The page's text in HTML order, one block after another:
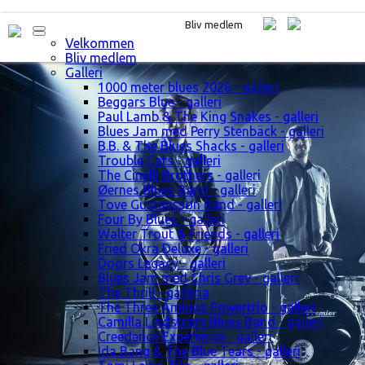
Bliv medlem
Velkommen
Bliv medlem
Galleri
1000 meter blues 2026 - galleri
Beggars Blue - galleri
Paul Lamb & The King Snakes - galleri
Blues Jam med Perry Stenbäck - galleri
B.B. & The Blues Shacks - galleri
Trouble Cats - galleri
The Cinelli Brothers - galleri
Øernes Blues Band - galleri
Tove Gustavsson Band - galleri
Four By Blues - galleri
Walter Trout & Friends - galleri
Fried Okra Deluxe - galleri
Doors Legacy - galleri
Blues Jam med Chris Grey - galleri
The Thrill - galleria
The Three Amigos Powertrio - galleri
Camilla Lindstrøm Blues Band - galleri
Creedence Experience - galleri
Ida Bang & The Blue Tears - galleri